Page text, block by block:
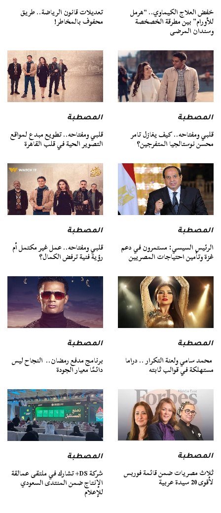
خفض العلاج الكيماوي.. “هرمل
للأورام” بين مطرقة الخصخصة
وسندان المرضى
تعديلات قانون الرياضة.. طريق
محفوف بالمخاطر!
المصطبة
قلبي ومفتاحه.. كيف يغازل تامر
محسن نوستالجيا المتفرجين؟
المصطبة
قلبي ومفتاحه.. تطويع مبدع لمواقع
التصوير الحية في قلب القاهرة
المصطبة
الرئيس السيسي: مستمرون في دعم
غزة وتأمين احتياجات المصريين
المصطبة
قلبي ومفتاحه.. عمل غير مكتمل أم
رؤية فنية ترفض الكمال؟
المصطبة
محمد سامي ولعنة التكرار .. دراما
مستهلكة في قوالب ثابته
المصطبة
برنامج مدفع رمضان.. النجاح ليس
دائمًا معيار الجودة
المصطبة
ثلاث مصريات ضمن قائمة فوربس
لأقوى 20 سيدة عربية
المصطبة
شركة DS+ تشارك في ملتقى عمالقة
الإنتاج ضمن المنتدى السعودي
للإعلام